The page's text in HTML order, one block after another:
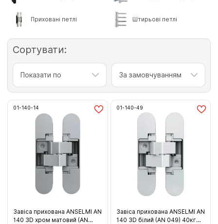
Приховані петлі Штирьові петлі
Сортувати:
Показати по За замовчуванням
01-140-14
Завіса прихована ANSELMI AN
140 3D хром матовий (AN
01-140-49
Завіса прихована ANSELMI AN
140 3D білий (AN 049) 40кг